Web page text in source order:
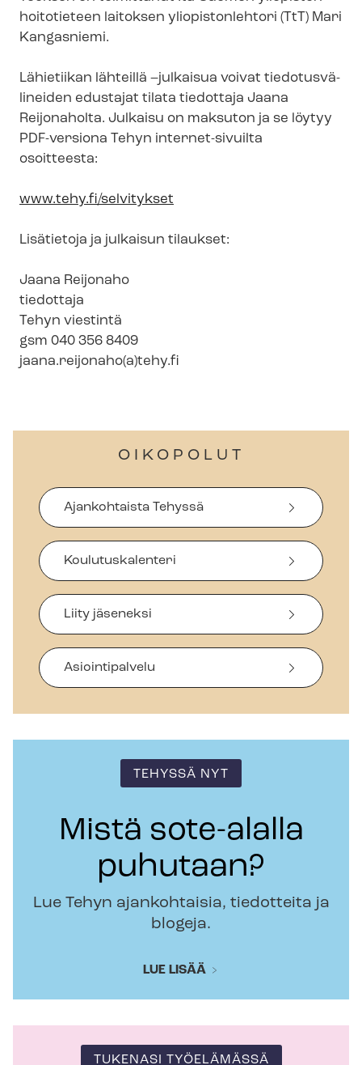
hoitotieteen laitoksen yliopistonlehtori (TtT) Mari
Kangasniemi.
Lähietiikan lähteillä –julkaisua voivat tie­do­tus­vä­
li­nei­den edustajat tilata tiedottaja Jaana
Reijonaholta. Julkaisu on maksuton ja se löytyy
PDF-versiona Tehyn internet-sivuilta
osoitteesta:
www.tehy.fi/selvitykset
Lisätietoja ja julkaisun tilaukset:
Jaana Reijonaho
tiedottaja
Tehyn viestintä
gsm 040 356 8409
jaana.reijonaho(a)tehy.fi
OIKOPOLUT
Ajankohtaista Tehyssä
Koulutuskalenteri
Liity jäseneksi
Asiointipalvelu
TEHYSSÄ NYT
Mistä sote-alalla
puhutaan?
Lue Tehyn ajankohtaisia, tiedotteita ja
blogeja.
LUE LISÄÄ
TUKENASI TYÖELÄMÄSSÄ